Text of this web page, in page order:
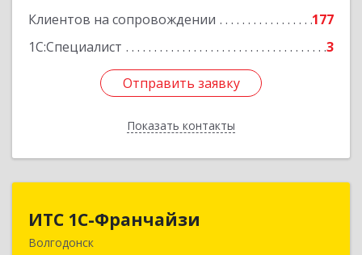
Клиентов на сопровождении
177
1С:Специалист
3
Отправить заявку
Показать контакты
Отправить заявку
Назад
ИТС 1С-Франчайзи
Волгодонск
ИТС 1С-Франчайзи
347380, Ростовская обл, Волгодонск г, Гагарина